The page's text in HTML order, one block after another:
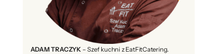
ADAM TRACZYK– Szef kuchni z EatFitCatering.